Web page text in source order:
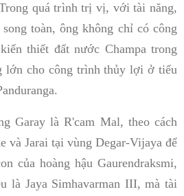
quá trình trị vị, với tài năng,
toàn, ông không chỉ có công
thiết đất nước Champa trong
lớn cho công trình thủy lợi ở tiểu
Garay là R'cam Mal, theo cách
và Jarai tại vùng Degar-Vijaya để
của hoàng hậu Gaurendraksmi,
là Jaya Simhavarman III, mà tài